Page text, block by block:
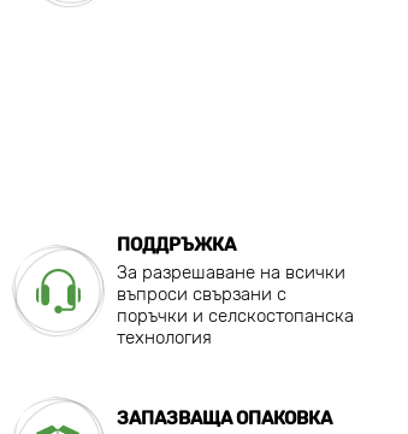
ПОДДРЪЖКА
За разрешаване на всички
въпроси свързани с
поръчки и селскостопанска
технология
ЗАПАЗВАЩА ОПАКОВКА